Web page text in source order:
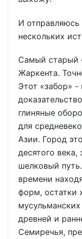
И отправляюсь
нескольких
Самый старый
Жаркента.
Этот «забор» -
глиняные
для
Азии. Город
десятого
шелковый
времени
форм, остатки
древней и
Семиречья,